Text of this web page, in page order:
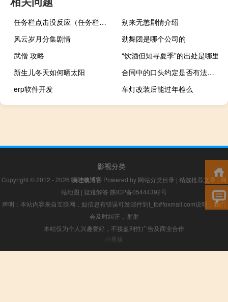
任务栏点击没反应（任务栏在上面）
别来无恙剧情介绍
风云岁月分集剧情
劲舞团是哪个公司的
武僧 攻略
“饮酒但知寻夏季”的出处是哪里
新生儿冬天如何晒太阳
合同中的口头约定是否有法律效力
erp软件开发
车灯改装后能过年检么
影视分类
Copyright © 2012 - 2026 咦哇噢博客 Powered by 网站分类目录 | 精选推荐文章|网
站地图 | 疑难解答 陕ICP备05444392号
声明：本站内容来自互联网，如信息有错误可发邮件到f_fb#foxmail.com说明，我们
会及时纠正，谢谢
本站仅为个人兴趣爱好，不接盈利性广告及商业合作
小男孩